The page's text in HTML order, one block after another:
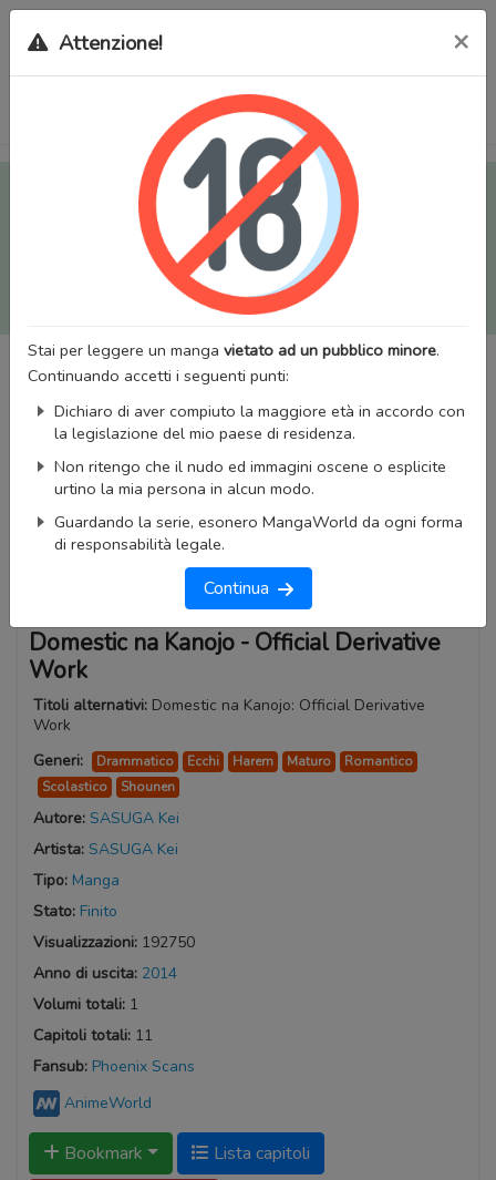
Tutti i Doujinshi e Manga per adulti (+18) sono stati trasferiti
sul nostro nuovo sito (
mangaworldadult.net
); invece, per i
Manga classici, puoi utilizzare
MangaWorld
Potrai effettuare illogincon il tuo account di MangaWorld
tutti i dati sono condivisi tra i due siti,
perderai alcun dato, inclusi bookmarks e premium
Attenzione! ×
Stai per leggere un manga vietato ad un pubblico minore.
Continuando accetti i seguenti punti:
Dichiaro di aver compiuto la maggiore età in accordo con
la legislazione del mio paese di residenza.
Non ritengo che il nudo ed immagini oscene o esplicite
urtino la mia persona in alcun modo.
Guardando la serie, esonero MangaWorld da ogni forma
di responsabilità legale.
Continua
Domestic na Kanojo - Official Derivative
Work
Titoli alternativi: Domestic na Kanojo: Official Derivative
Work
Generi:
Drammatico Ecchi Harem Maturo
Romantico
Scolastico
Shounen
Autore: SASUGA Kei
Artista: SASUGA Kei
Tipo: Manga
Stato: Finito
Visualizzazioni: 192750
Anno di uscita: 2014
Volumi totali: 1
Capitoli totali: 11
Fansub: Phoenix Scans
AnimeWorld
Bookmark
Lista capitoli